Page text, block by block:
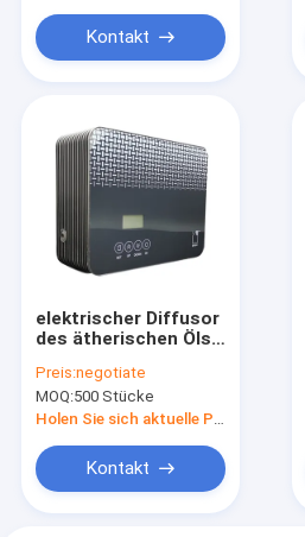
Kontakt
elektrischer Diffusor
des ätherischen Öls
Aromatherapie-
System
Preis:negotiate
MOQ:500 Stücke
Holen Sie sich aktuelle Preis
Kontakt